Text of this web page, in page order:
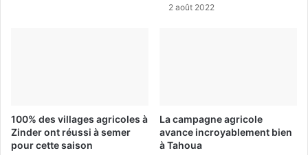
2 août 2022
100% des villages agricoles à
Zinder ont réussi à semer
pour cette saison
La campagne agricole
avance incroyablement bien
à Tahoua